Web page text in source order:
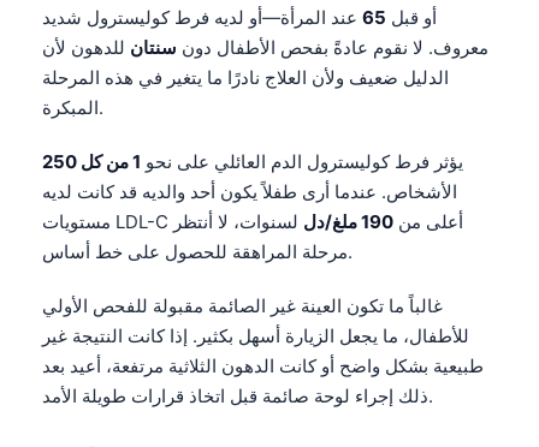
أو قبل 65 عند المرأة—أو لديه فرط كوليسترول شديد
معروف. لا نقوم عادةً بفحص الأطفال دون سنتان للدهون لأن
الدليل ضعيف ولأن العلاج نادرًا ما يتغير في هذه المرحلة
المبكرة.
يؤثر فرط كوليسترول الدم العائلي على نحو 1 من كل 250
الأشخاص. عندما أرى طفلاً يكون أحد والديه قد كانت لديه
مستويات LDL-C أعلى من 190 ملغ/دل
لسنوات، لا أنتظر
مرحلة المراهقة للحصول على خط أساس.
غالباً ما تكون العينة غير الصائمة مقبولة للفحص الأولي
للأطفال، ما يجعل الزيارة أسهل بكثير. إذا كانت النتيجة غير
طبيعية بشكل واضح أو كانت الدهون الثلاثية مرتفعة، أعيد بعد
ذلك إجراء لوحة صائمة قبل اتخاذ قرارات طويلة الأمد.